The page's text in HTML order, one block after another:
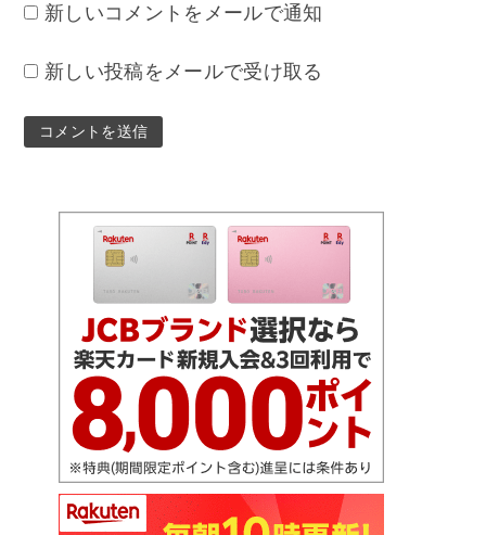
新しいコメントをメールで通知
新しい投稿をメールで受け取る